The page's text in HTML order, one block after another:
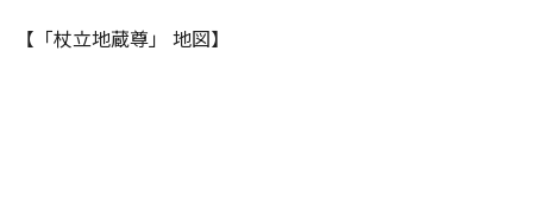
【「杖立地蔵尊」 地図】